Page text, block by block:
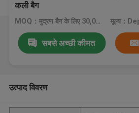
कली बैग
MOQ：मुद्रण बैग के लिए 30,000 पीसी, सादे लोगों के लिए 20,000 पीसी
सबसे अच्छी कीमत
उत्पाद विवरण